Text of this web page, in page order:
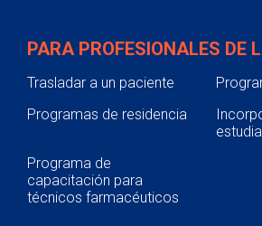
PARA PROFESIONALES DE
Trasladar a un paciente
Programas de residencia
Programa de
capacitación para
técnicos farmacéuticos